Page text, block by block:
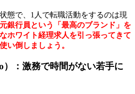
態で、1人で転職活動をするのは現
元銀行員という「最高のブランド」を
ホワイト経理求人を引っ張ってきて
い倒しましょう。
）：激務で時間がない若手に